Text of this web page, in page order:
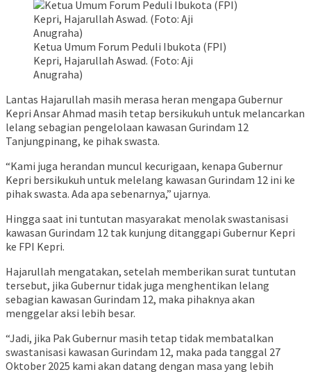
Ketua Umum Forum Peduli Ibukota (FPI)
Kepri, Hajarullah Aswad. (Foto: Aji
Anugraha)
Lantas Hajarullah masih merasa heran mengapa Gubernur
Kepri Ansar Ahmad masih tetap bersikukuh untuk melancarkan
lelang sebagian pengelolaan kawasan Gurindam 12
Tanjungpinang, ke pihak swasta.
“Kami juga herandan muncul kecurigaan, kenapa Gubernur
Kepri bersikukuh untuk melelang kawasan Gurindam 12 ini ke
pihak swasta. Ada apa sebenarnya,” ujarnya.
Hingga saat ini tuntutan masyarakat menolak swastanisasi
kawasan Gurindam 12 tak kunjung ditanggapi Gubernur Kepri
ke FPI Kepri.
Hajarullah mengatakan, setelah memberikan surat tuntutan
tersebut, jika Gubernur tidak juga menghentikan lelang
sebagian kawasan Gurindam 12, maka pihaknya akan
menggelar aksi lebih besar.
“Jadi, jika Pak Gubernur masih tetap tidak membatalkan
swastanisasi kawasan Gurindam 12, maka pada tanggal 27
Oktober 2025 kami akan datang dengan masa yang lebih